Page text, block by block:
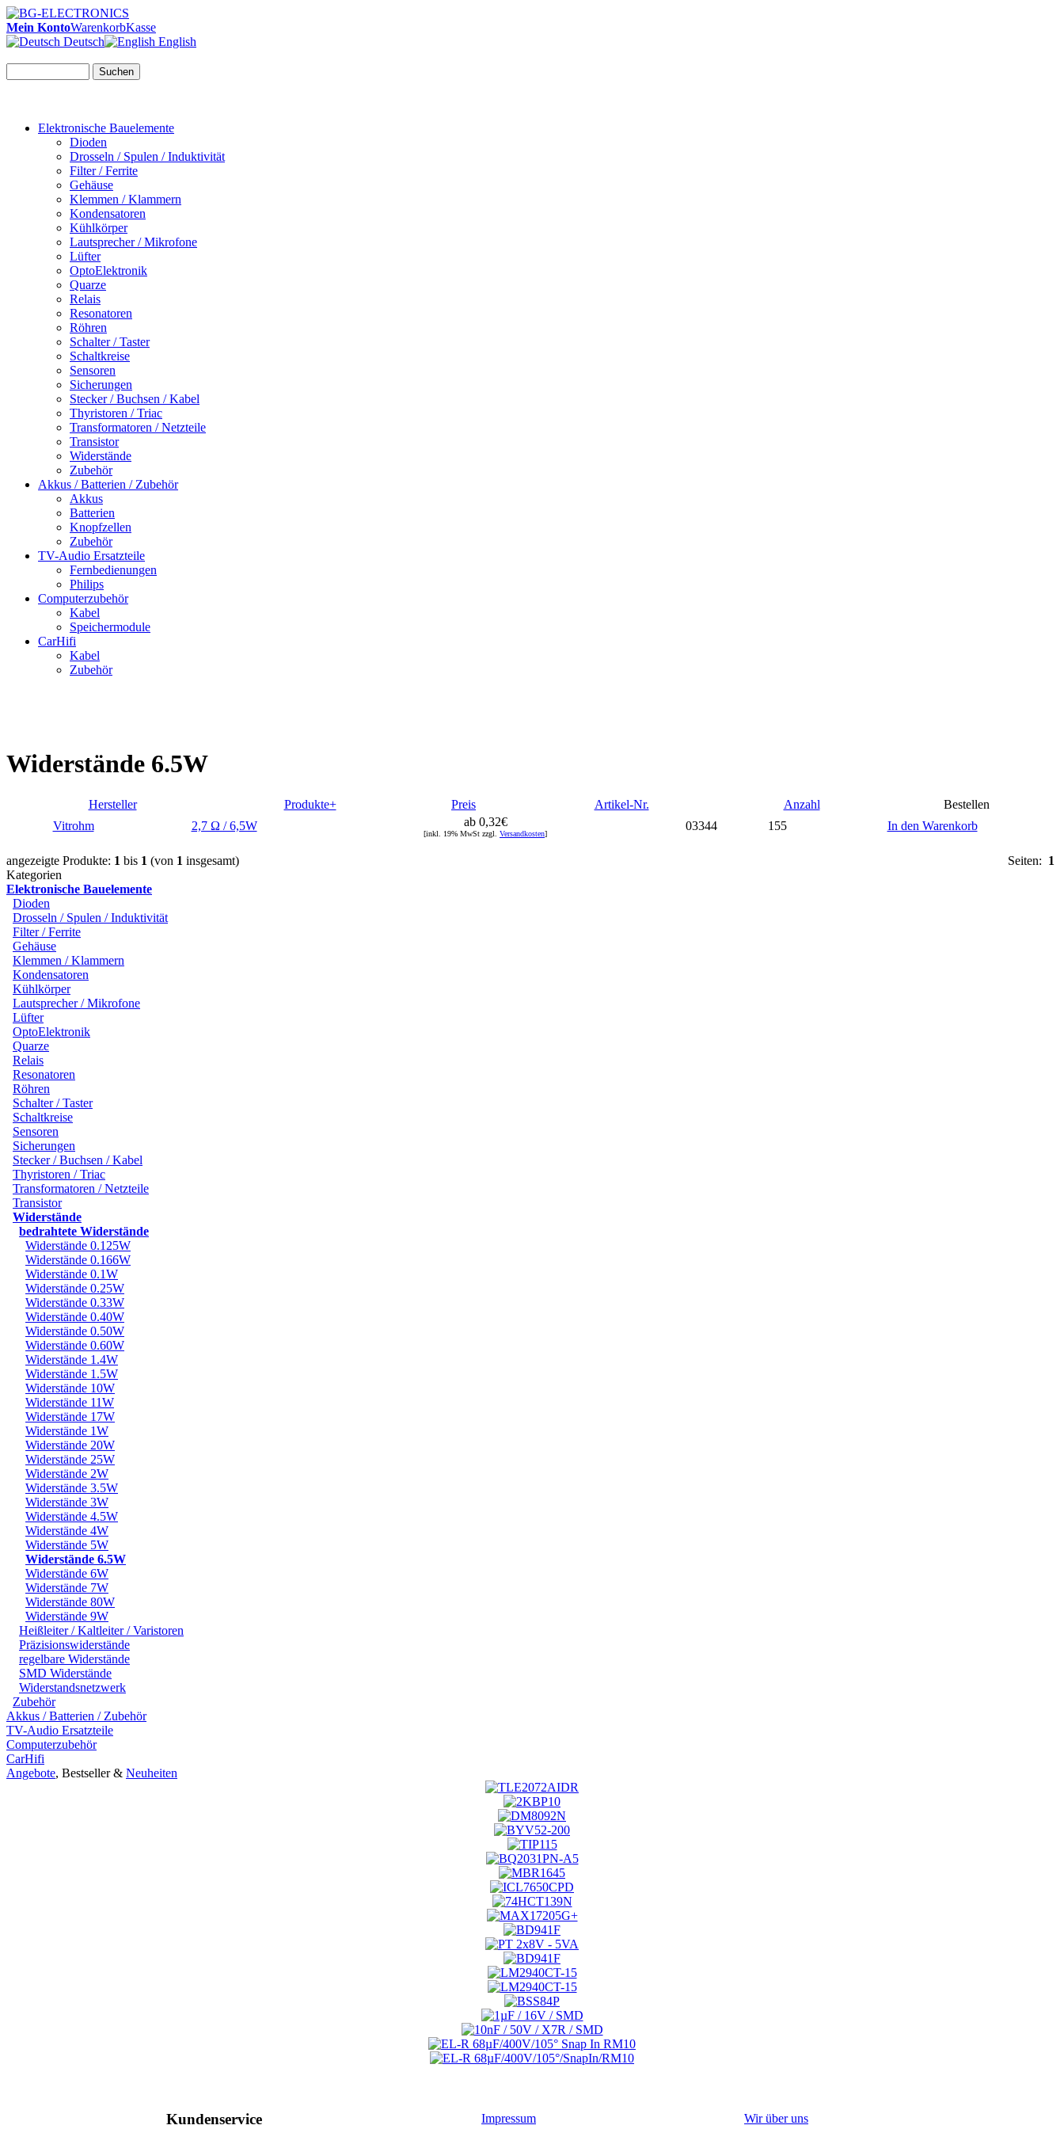
Mein KontoWarenkorbKasse
Deutsch
English
Suchen
Elektronische Bauelemente
Dioden
Drosseln / Spulen / Induktivität
Filter / Ferrite
Gehäuse
Klemmen / Klammern
Kondensatoren
Kühlkörper
Lautsprecher / Mikrofone
Lüfter
OptoElektronik
Quarze
Relais
Resonatoren
Röhren
Schalter / Taster
Schaltkreise
Sensoren
Sicherungen
Stecker / Buchsen / Kabel
Thyristoren / Triac
Transformatoren / Netzteile
Transistor
Widerstände
Zubehör
Akkus / Batterien / Zubehör
Akkus
Batterien
Knopfzellen
Zubehör
TV-Audio Ersatzteile
Fernbedienungen
Philips
Computerzubehör
Kabel
Speichermodule
CarHifi
Kabel
Zubehör
Widerstände 6.5W
Hersteller Produkte+ Preis Artikel-Nr. Anzahl
Bestellen
Vitrohm
2,7 Ω / 6,5W ab 0,32€
[inkl. 19% MwSt zzgl. Versandkosten]
03344 155 In den Warenkorb
Seiten: 1
angezeigte Produkte: 1 bis 1 (von 1 insgesamt)
Kategorien
Elektronische Bauelemente
Dioden
Drosseln / Spulen / Induktivität
Filter / Ferrite
Gehäuse
Klemmen / Klammern
Kondensatoren
Kühlkörper
Lautsprecher / Mikrofone
Lüfter
OptoElektronik
Quarze
Relais
Resonatoren
Röhren
Schalter / Taster
Schaltkreise
Sensoren
Sicherungen
Stecker / Buchsen / Kabel
Thyristoren / Triac
Transformatoren / Netzteile
Transistor
Widerstände
bedrahtete Widerstände
Widerstände 0.125W
Widerstände 0.166W
Widerstände 0.1W
Widerstände 0.25W
Widerstände 0.33W
Widerstände 0.40W
Widerstände 0.50W
Widerstände 0.60W
Widerstände 1.4W
Widerstände 1.5W
Widerstände 10W
Widerstände 11W
Widerstände 17W
Widerstände 1W
Widerstände 20W
Widerstände 25W
Widerstände 2W
Widerstände 3.5W
Widerstände 3W
Widerstände 4.5W
Widerstände 4W
Widerstände 5W
Widerstände 6.5W
Widerstände 6W
Widerstände 7W
Widerstände 80W
Widerstände 9W
Heißleiter / Kaltleiter / Varistoren
Präzisionswiderstände
regelbare Widerstände
SMD Widerstände
Widerstandsnetzwerk
Zubehör
Akkus / Batterien / Zubehör
TV-Audio Ersatzteile
Computerzubehör
CarHifi
Angebote, Bestseller & Neuheiten
Kundenservice Impressum Wir über uns